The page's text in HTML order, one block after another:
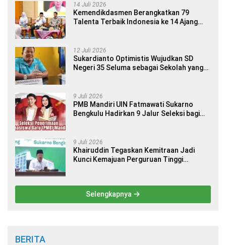
14 Juli 2026
Kemendikdasmen Berangkatkan 79
Talenta Terbaik Indonesia ke 14 Ajang
12 Juli 2026
Sukardianto Optimistis Wujudkan SD
Negeri 35 Seluma sebagai Sekolah yang
9 Juli 2026
PMB Mandiri UIN Fatmawati Sukarno
Bengkulu Hadirkan 9 Jalur Seleksi bagi
9 Juli 2026
Khairuddin Tegaskan Kemitraan Jadi
Kunci Kemajuan Perguruan Tinggi
Selengkapnya
BERITA